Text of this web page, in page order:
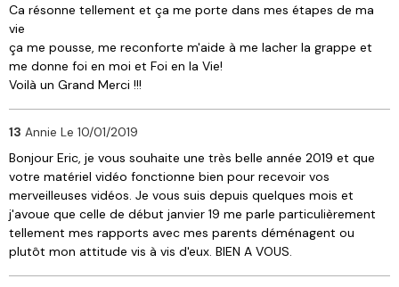
Ca résonne tellement et ça me porte dans mes étapes de ma
vie
ça me pousse, me reconforte m'aide à me lacher la grappe et
me donne foi en moi et Foi en la Vie!
Voilà un Grand Merci !!!
13 Annie Le 10/01/2019
Bonjour Eric, je vous souhaite une très belle année 2019 et que
votre matériel vidéo fonctionne bien pour recevoir vos
merveilleuses vidéos. Je vous suis depuis quelques mois et
j'avoue que celle de début janvier 19 me parle particulièrement
tellement mes rapports avec mes parents déménagent ou
plutôt mon attitude vis à vis d'eux. BIEN A VOUS.